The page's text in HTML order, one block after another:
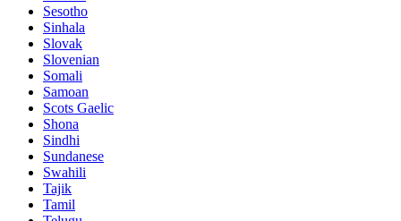
Sesotho
Sinhala
Slovak
Slovenian
Somali
Samoan
Scots Gaelic
Shona
Sindhi
Sundanese
Swahili
Tajik
Tamil